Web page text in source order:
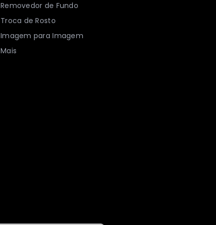
Removedor de Fundo
Troca de Rosto
Imagem para Imagem
Mais